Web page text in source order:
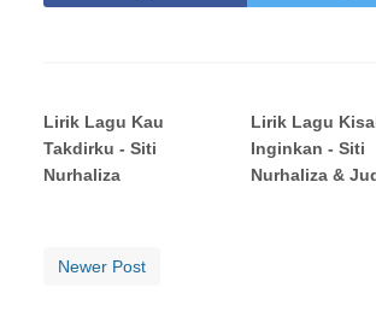
Lirik Lagu Kau
Takdirku - Siti
Nurhaliza
Lirik Lagu
Inginkan - Siti
Nurhaliza &
Newer Post